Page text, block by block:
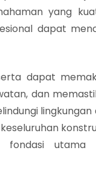
yang
dapat
dapat
dan
fondasi utama